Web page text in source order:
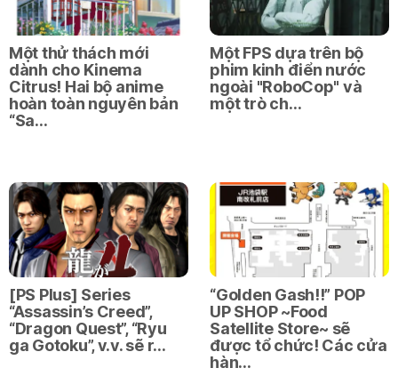
Một thử thách mới
dành cho Kinema
Citrus! Hai bộ anime
hoàn toàn nguyên bản
“Sa…
Một FPS dựa trên bộ
phim kinh điển nước
ngoài "RoboCop" và
một trò ch…
[PS Plus] Series
“Assassin’s Creed”,
“Dragon Quest”, “Ryu
ga Gotoku”, v.v. sẽ r…
“Golden Gash!!” POP
UP SHOP ~Food
Satellite Store~ sẽ
được tổ chức! Các cửa
hàn…